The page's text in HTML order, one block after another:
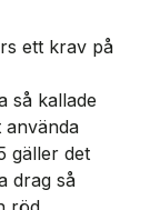
ett krav på
så kallade
använda
gäller det
drag så